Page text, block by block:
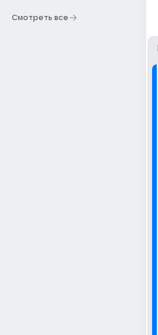
Смотреть все